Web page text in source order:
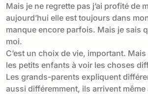
Mais je ne regrette pas j’ai profité de
aujourd’hui elle est toujours dans
manque encore parfois. Mais je sais
moi.
C’est un choix de vie, important.
les petits enfants à voir les choses
Les grands-parents expliquent
aussi différemment, ils arrivent même